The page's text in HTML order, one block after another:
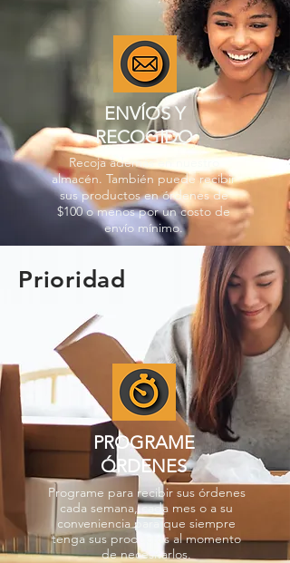
ENVÍOS Y
RECOGIDO
Recoja además en nuestro
almacén. También puede recibir
sus productos en órdenes de
$100 o menos por un costo de
envío mínimo.
Prioridad
PROGRAME
ÓRDENES
Programe para recibir sus órdenes
cada semana, cada mes o a su
conveniencia para que siempre
tenga sus productos al momento
de necesitarlos.